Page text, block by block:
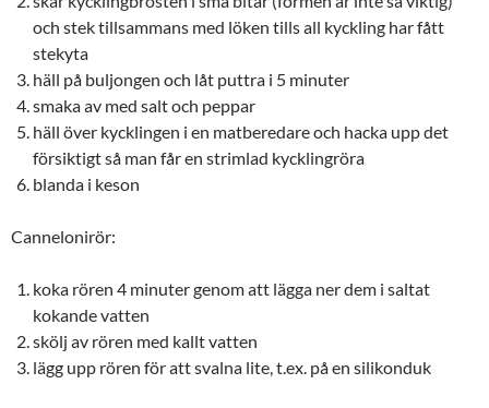
och stek tillsammans med löken tills all kyckling har fått
stekyta
häll på buljongen och låt puttra i 5 minuter
smaka av med salt och peppar
häll över kycklingen i en matberedare och hacka upp det
försiktigt så man får en strimlad kycklingröra
blanda i keson
Cannelonirör:
koka rören 4 minuter genom att lägga ner dem i saltat
kokande vatten
skölj av rören med kallt vatten
lägg upp rören för att svalna lite, t.ex. på en silikonduk